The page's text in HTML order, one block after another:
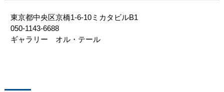
東京都中央区京橋1-6-10ミカタビルB1
050-1143-6688
ギャラリー　オル・テール